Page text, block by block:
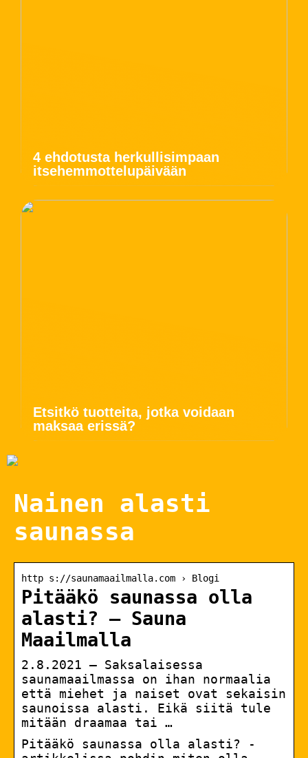
4 ehdotusta herkullisimpaan
itsehemmottelupäivään
Etsitkö tuotteita, jotka voidaan
maksaa erissä?
Nainen alasti
saunassa
http s://saunamaailmalla.com › Blogi
Pitääkö saunassa olla
alasti? – Sauna
Maailmalla
2.8.2021 — Saksalaisessa
saunamaailmassa on ihan normaalia
että miehet ja naiset ovat sekaisin
saunoissa alasti. Eikä siitä tule
mitään draamaa tai …
Pitääkö saunassa olla alasti? -